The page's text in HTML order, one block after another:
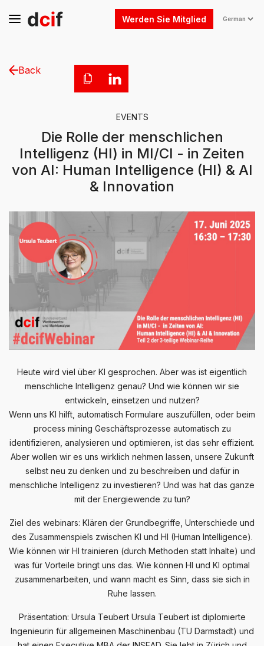
Werden Sie Mitglied
Back
EVENTS
Die Rolle der menschlichen
Intelligenz (HI) in MI/CI - in Zeiten
von AI: Human Intelligence (HI) & AI
& Innovation
Heute wird viel über KI gesprochen. Aber was ist eigentlich
menschliche Intelligenz genau? Und wie können wir sie
entwickeln, einsetzen und nutzen?
Wenn uns KI hilft, automatisch Formulare auszufüllen, oder beim
process mining Geschäftsprozesse automatisch zu
identifizieren, analysieren und optimieren, ist das sehr effizient.
Aber wollen wir es uns wirklich nehmen lassen, unsere Zukunft
selbst neu zu denken und zu beschreiben und dafür in
menschliche Intelligenz zu investieren? Und was hat das ganze
mit der Energiewende zu tun?
Ziel des webinars: Klären der Grundbegriffe, Unterschiede und
des Zusammenspiels zwischen KI und HI (Human Intelligence).
Wie können wir HI trainieren (durch Methoden statt Inhalte) und
was für Vorteile bringt uns das. Wie können HI und KI optimal
zusammenarbeiten, und wann macht es Sinn, dass sie sich in
Ruhe lassen.
Präsentation: Ursula Teubert Ursula Teubert ist diplomierte
Ingenieurin für allgemeinen Maschinenbau (TU Darmstadt) und